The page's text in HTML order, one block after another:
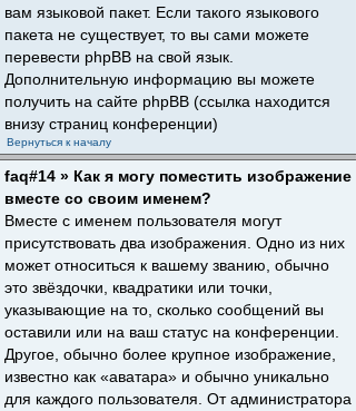
вам языковой пакет. Если такого языкового
пакета не существует, то вы сами можете
перевести phpBB на свой язык.
Дополнительную информацию вы можете
получить на сайте phpBB (ссылка находится
внизу страниц конференции)
Вернуться к началу
faq#14 » Как я могу поместить изображение
вместе со своим именем?
Вместе с именем пользователя могут
присутствовать два изображения. Одно из них
может относиться к вашему званию, обычно
это звёздочки, квадратики или точки,
указывающие на то, сколько сообщений вы
оставили или на ваш статус на конференции.
Другое, обычно более крупное изображение,
известно как «аватара» и обычно уникально
для каждого пользователя. От администратора